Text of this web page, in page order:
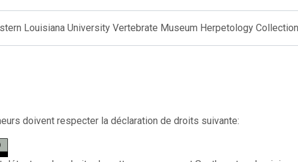
Louisiana University Vertebrate Museum Herpetology Collection
doivent respecter la déclaration de droits suivante: